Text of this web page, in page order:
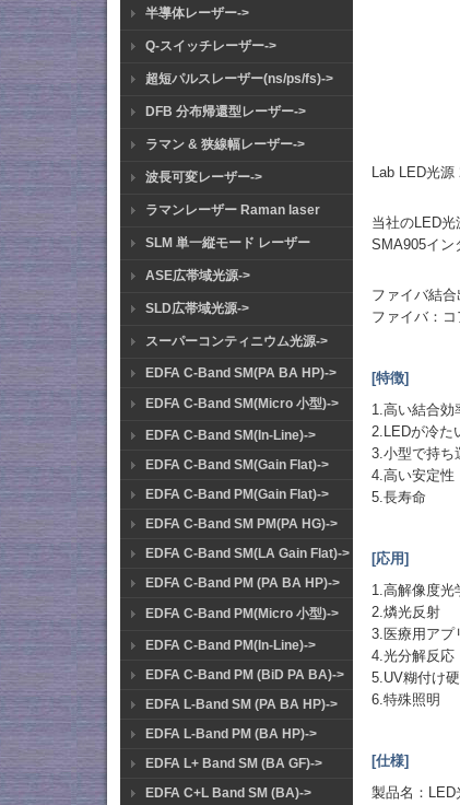
半導体レーザー->
Q-スイッチレーザー->
超短パルスレーザー(ns/ps/fs)->
DFB 分布帰還型レーザー->
ラマン & 狭線幅レーザー->
波長可変レーザー->
ラマンレーザー Raman laser
SLM 単一縦モード レーザー
ASE広帯域光源->
SLD広帯域光源->
スーパーコンティニウム光源->
EDFA C-Band SM(PA BA HP)->
EDFA C-Band SM(Micro 小型)->
EDFA C-Band SM(In-Line)->
EDFA C-Band SM(Gain Flat)->
EDFA C-Band PM(Gain Flat)->
EDFA C-Band SM PM(PA HG)->
EDFA C-Band SM(LA Gain Flat)->
EDFA C-Band PM (PA BA HP)->
EDFA C-Band PM(Micro 小型)->
EDFA C-Band PM(In-Line)->
EDFA C-Band PM (BiD PA BA)->
EDFA L-Band SM (PA BA HP)->
EDFA L-Band PM (BA HP)->
EDFA L+ Band SM (BA GF)->
EDFA C+L Band SM (BA)->
Lab LED光
当社のLED
SMA905イン
ファイバ結合
ファイバ：
[特徴]
1.高い結合効
2.LEDが冷た
3.小型で持ち
4.高い安定性
5.長寿命
[応用]
1.高解像度光
2.燐光反射
3.医療用アプ
4.光分解反応
5.UV糊付け
6.特殊照明
[仕様]
製品名：LED